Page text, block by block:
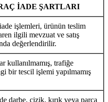
İADE ŞARTLARI
işlemleri, ürünün teslim
ilgili mevzuat ve satış
değerlendirilir.
kullanılmamış, trafiğe
bir tescil işlemi yapılmamış
darbe, çizik, kırık veya parça